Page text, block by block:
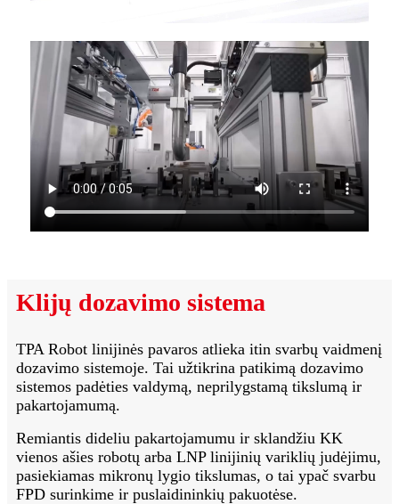
Klijų dozavimo sistema
TPA Robot linijinės pavaros atlieka itin svarbų vaidmenį
dozavimo sistemoje. Tai užtikrina patikimą dozavimo
sistemos padėties valdymą, neprilygstamą tikslumą ir
pakartojamumą.
Remiantis dideliu pakartojamumu ir sklandžiu KK
vienos ašies robotų arba LNP linijinių variklių judėjimu,
pasiekiamas mikronų lygio tikslumas, o tai ypač svarbu
FPD surinkime ir puslaidininkių pakuotėse.